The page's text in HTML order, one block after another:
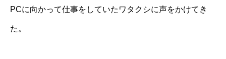
PCに向かって仕事をしていたワタクシに声をかけてき
た。